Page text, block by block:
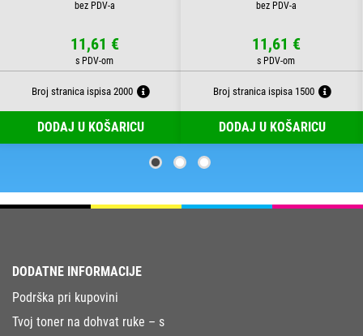
11,61 €
Broj stranica ispisa 2000
DODAJ U KOŠARICU
11,61 €
Broj stranica ispisa 1500
DODAJ U KOŠARICU
DODATNE INFORMACIJE
Podrška pri kupovini
Tvoj toner na dohvat ruke – s